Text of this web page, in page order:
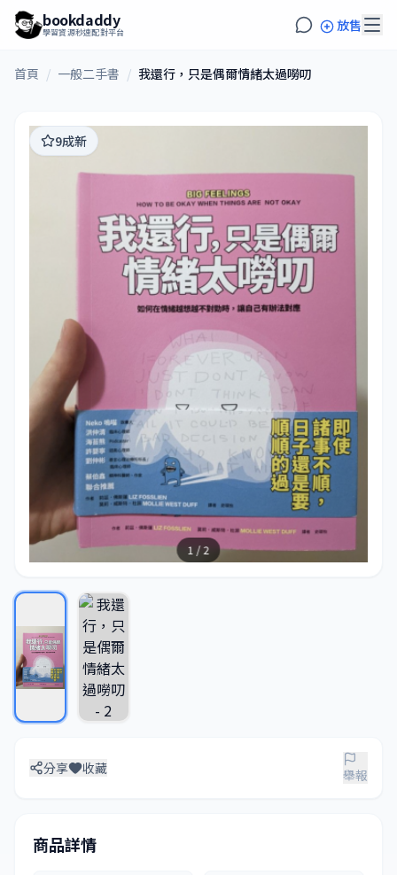
bookdaddy
學習資源秒速配對平台 放售
首頁 / 一般二手書 / 我還行，只是偶爾情緒太過嘮叨
1 / 2
9成新
分享 收藏 舉報
商品詳情